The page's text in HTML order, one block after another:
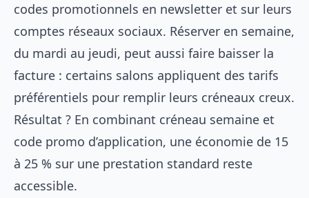
codes promotionnels en newsletter et sur leurs
comptes réseaux sociaux. Réserver en semaine,
du mardi au jeudi, peut aussi faire baisser la
facture : certains salons appliquent des tarifs
préférentiels pour remplir leurs créneaux creux.
Résultat ? En combinant créneau semaine et
code promo d’application, une économie de 15
à 25 % sur une prestation standard reste
accessible.